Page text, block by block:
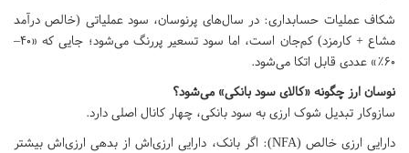
شکاف عملیات حسابداری: در سال‌های پرنوسان، سود عملیاتی (خالص درآمد
مشاع + کارمزد) کم‌جان است، اما سود تسعیر پررنگ می‌شود؛ جایی که «۴۰–
۶۰٪» عددی قابل اتکا می‌شود.
نوسان ارز چگونه «کالای سود بانکی» می‌شود؟
سازوکار تبدیل شوک ارزی به سود بانکی، چهار کانال اصلی دارد.
دارایی ارزی خالص (NFA): اگر بانک، دارایی ارزی‌اش از بدهی ارزی‌اش بیشتر